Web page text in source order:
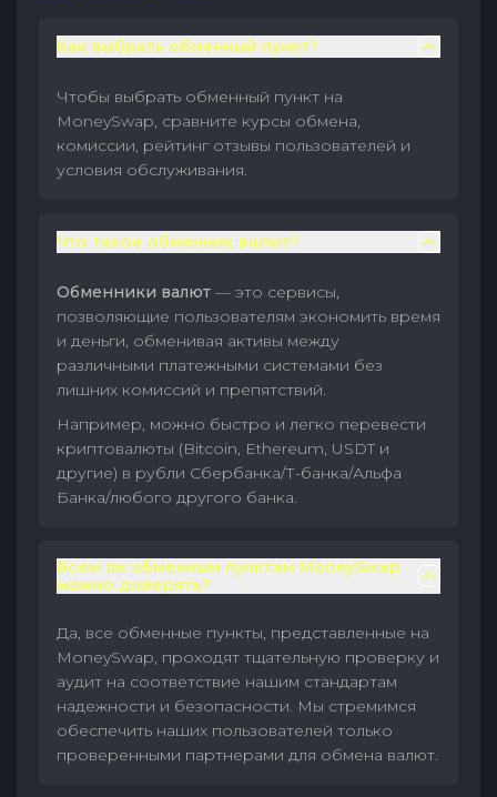
Как выбрать обменный пункт?
Чтобы выбрать обменный пункт на
MoneySwap, сравните курсы обмена,
комиссии, рейтинг отзывы пользователей и
условия обслуживания.
Что такое обменник валют?
Обменники валют — это сервисы,
позволяющие пользователям экономить время
и деньги, обменивая активы между
различными платежными системами без
лишних комиссий и препятствий.
Например, можно быстро и легко перевести
криптовалюты (Bitcoin, Ethereum, USDT и
другие) в рубли Сбербанка/Т-банка/Альфа
Банка/любого другого банка.
Всем ли обменным пунктам MoneySwap
можно доверять?
Да, все обменные пункты, представленные на
MoneySwap, проходят тщательную проверку и
аудит на соответствие нашим стандартам
надежности и безопасности. Мы стремимся
обеспечить наших пользователей только
проверенными партнерами для обмена валют.